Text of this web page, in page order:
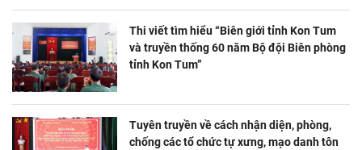
Thi viết tìm hiểu “Biên giới tỉnh Kon Tum
và truyền thống 60 năm Bộ đội Biên phòng
tỉnh Kon Tum”
Tuyên truyền về cách nhận diện, phòng,
chống các tổ chức tự xưng, mạo danh tôn